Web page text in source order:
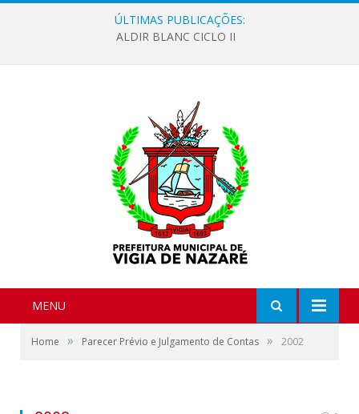
ÚLTIMAS PUBLICAÇÕES:
ALDIR BLANC CICLO II
MENU
Home » Parecer Prévio e Julgamento de Contas » 2002